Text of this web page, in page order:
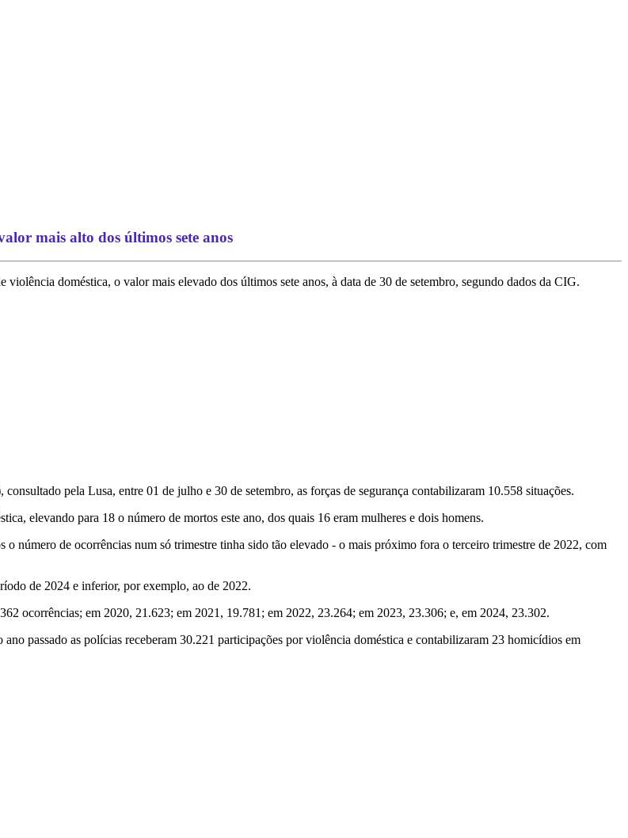
mais alto dos últimos sete anos
doméstica, o valor mais elevado dos últimos sete anos, à data de 30 de setembro, segundo dados da CIG.
pela Lusa, entre 01 de julho e 30 de setembro, as forças de segurança contabilizaram 10.558 situações.
elevando para 18 o número de mortos este ano, dos quais 16 eram mulheres e dois homens.
número de ocorrências num só trimestre tinha sido tão elevado - o mais próximo fora o terceiro trimestre de 2022, com
de 2024 e inferior, por exemplo, ao de 2022.
ocorrências; em 2020, 21.623; em 2021, 19.781; em 2022, 23.264; em 2023, 23.306; e, em 2024, 23.302.
passado as polícias receberam 30.221 participações por violência doméstica e contabilizaram 23 homicídios em